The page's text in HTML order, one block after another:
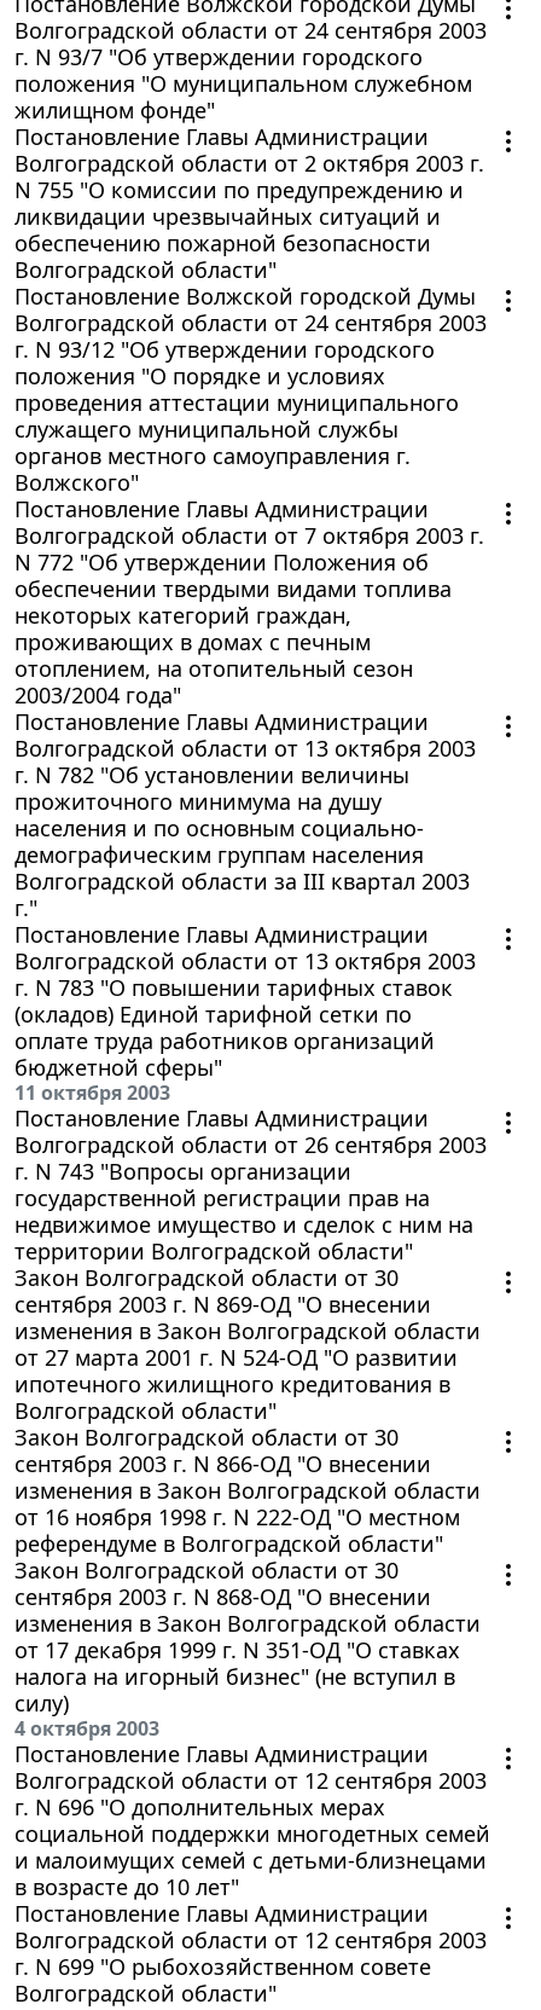
Волгоградской области от 24 сентября 2003
г. N 93/7 "Об утверждении городского
положения "О муниципальном служебном
жилищном фонде"
Постановление Главы Администрации
Волгоградской области от 2 октября 2003 г.
N 755 "О комиссии по предупреждению и
ликвидации чрезвычайных ситуаций и
обеспечению пожарной безопасности
Волгоградской области"
Постановление Волжской городской Думы
Волгоградской области от 24 сентября 2003
г. N 93/12 "Об утверждении городского
положения "О порядке и условиях
проведения аттестации муниципального
служащего муниципальной службы
органов местного самоуправления г.
Волжского"
Постановление Главы Администрации
Волгоградской области от 7 октября 2003 г.
N 772 "Об утверждении Положения об
обеспечении твердыми видами топлива
некоторых категорий граждан,
проживающих в домах с печным
отоплением, на отопительный сезон
2003/2004 года"
Постановление Главы Администрации
Волгоградской области от 13 октября 2003
г. N 782 "Об установлении величины
прожиточного минимума на душу
населения и по основным социально-
демографическим группам населения
Волгоградской области за III квартал 2003
г."
Постановление Главы Администрации
Волгоградской области от 13 октября 2003
г. N 783 "О повышении тарифных ставок
(окладов) Единой тарифной сетки по
оплате труда работников организаций
бюджетной сферы"
11 октября 2003
Постановление Главы Администрации
Волгоградской области от 26 сентября 2003
г. N 743 "Вопросы организации
государственной регистрации прав на
недвижимое имущество и сделок с ним на
территории Волгоградской области"
Закон Волгоградской области от 30
сентября 2003 г. N 869-ОД "О внесении
изменения в Закон Волгоградской области
от 27 марта 2001 г. N 524-ОД "О развитии
ипотечного жилищного кредитования в
Волгоградской области"
Закон Волгоградской области от 30
сентября 2003 г. N 866-ОД "О внесении
изменения в Закон Волгоградской области
от 16 ноября 1998 г. N 222-ОД "О местном
референдуме в Волгоградской области"
Закон Волгоградской области от 30
сентября 2003 г. N 868-ОД "О внесении
изменения в Закон Волгоградской области
от 17 декабря 1999 г. N 351-ОД "О ставках
налога на игорный бизнес" (не вступил в
силу)
4 октября 2003
Постановление Главы Администрации
Волгоградской области от 12 сентября 2003
г. N 696 "О дополнительных мерах
социальной поддержки многодетных семей
и малоимущих семей с детьми-близнецами
в возрасте до 10 лет"
Постановление Главы Администрации
Волгоградской области от 12 сентября 2003
г. N 699 "О рыбохозяйственном совете
Волгоградской области"